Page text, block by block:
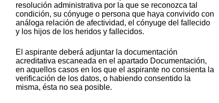
resolución administrativa por la que se reconozca tal
condición, su cónyuge o persona que haya convivido con
análoga relación de afectividad, el cónyuge del fallecido
y los hijos de los heridos y fallecidos.
El aspirante deberá adjuntar la documentación
acreditativa escaneada en el apartado Documentación,
en aquellos casos en los que el aspirante no consienta la
verificación de los datos, o habiendo consentido la
misma, ésta no sea posible.